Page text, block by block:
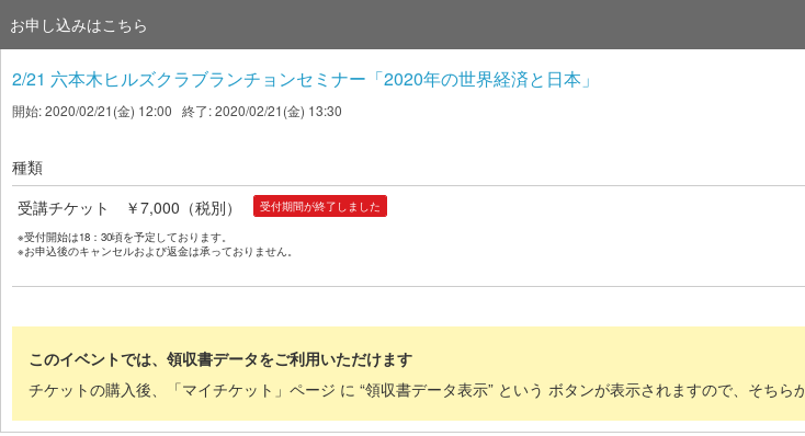
お申し込みはこちら
2/21 六本木ヒルズクラブランチョンセミナー「2020年の世界経済と日本」
開始: 2020/02/21(金) 12:00 終了: 2020/02/21(金) 13:30
種類
受講チケット ￥7,000（税別）
受付期間が終了しました
※受付開始は18：30頃を予定しております。
※お申込後のキャンセルおよび返金は承っておりません。
このイベントでは、領収書データをご利用いただけます
チケットの購入後、「マイチケット」ページ に “領収書データ表示” という ボタンが表示されますので、そちら